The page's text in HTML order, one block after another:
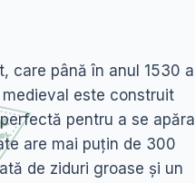
care până în anul 1530 a
este construit
pentru a se apăra
are mai puțin de 300
de ziduri groase și un